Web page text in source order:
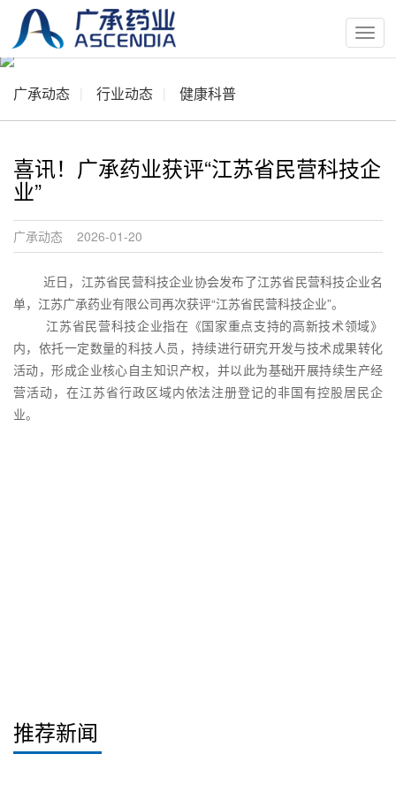
按
钮
广承动态 行业动态 健康科普
喜讯！广承药业获评“江苏省民营科技企
业”
广承动态 2026-01-20
近日，江苏省民营科技企业协会发布了江苏省民营科技企业名
单，江苏广承药业有限公司再次获评“江苏省民营科技企业”。
江苏省民营科技企业指在《国家重点支持的高新技术领域》
内，依托一定数量的科技人员，持续进行研究开发与技术成果转化
活动，形成企业核心自主知识产权，并以此为基础开展持续生产经
营活动，在江苏省行政区域内依法注册登记的非国有控股居民企
业。
推荐新闻